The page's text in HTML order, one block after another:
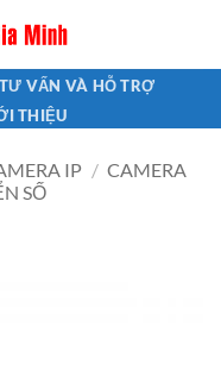
TƯ VẤN VÀ HỖ TRỢ
THIỆU
IP / CAMERA
SỐ